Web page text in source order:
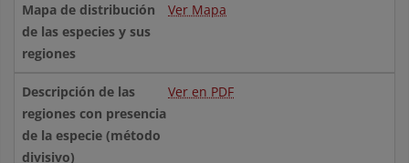
Ver Mapa
Ver en PDF